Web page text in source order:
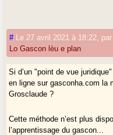
# Le 27 avril 2021 à 18:22
Lo Gascon lèu e plan
Si d’un "point de vue
en ligne sur gasconha.com la
Grosclaude ?
Cette méthode n’est plus
l’apprentissage du gascon...